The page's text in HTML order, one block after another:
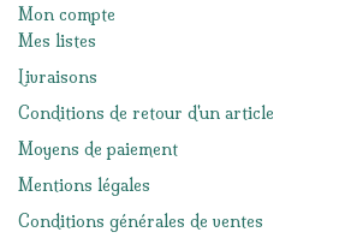
Mon compte
Mes listes
Livraisons
Conditions de retour d'un article
Moyens de paiement
Mentions légales
Conditions générales de ventes